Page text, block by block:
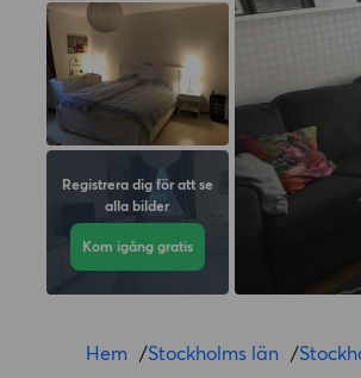
Registrera dig för att se
alla bilder
Kom igång gratis
Hem /Stockholms län /